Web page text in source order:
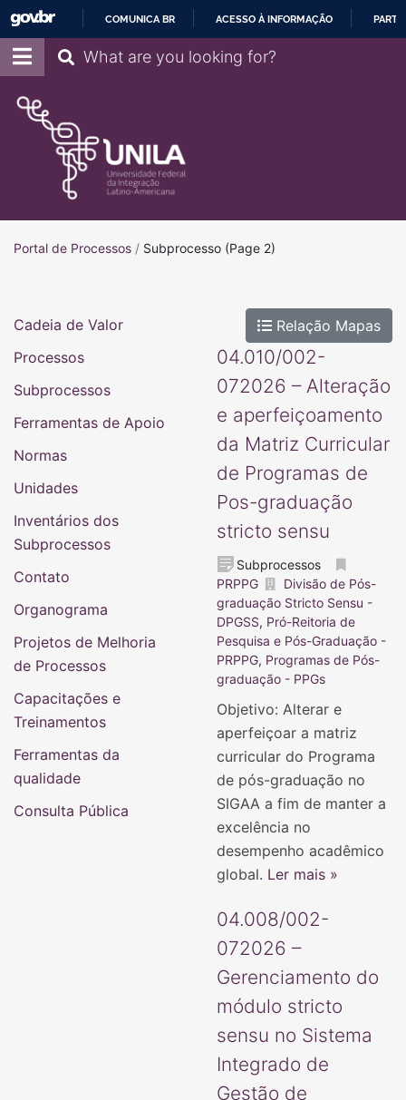
COMUNICA BR ACESSO À INFORMAÇÃO
Pesquisar
Portal de ProcessosPortal de Processos
/ Subprocesso (Page 2)
Relação Mapas
04.010/002-
072026 – Alteração
e aperfeiçoamento
da Matriz Curricular
de Programas de
Pos-graduação
stricto sensu
Subprocessos
PRPPG
Divisão de Pós-
graduação Stricto Sensu -
DPGSS, Pró-Reitoria de
Pesquisa e Pós-Graduação -
PRPPG, Programas de Pós-
graduação - PPGs
Objetivo: Alterar e
aperfeiçoar a matriz
curricular do Programa
de pós-graduação no
SIGAA a fim de manter a
excelência no
desempenho acadêmico
global. Ler mais »
04.008/002-
072026 –
Gerenciamento do
módulo stricto
sensu no Sistema
Integrado de
Gestão de
Cadeia de Valor
Processos
Subprocessos
Ferramentas de Apoio
Normas
Unidades
Inventários dos
Subprocessos
Contato
Organograma
Projetos de Melhoria
de Processos
Capacitações e
Treinamentos
Ferramentas da
qualidade
Consulta Pública